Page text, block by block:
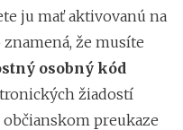
ju mať aktivovanú na
že musíte
osobný kód
žiadostí
preukaze